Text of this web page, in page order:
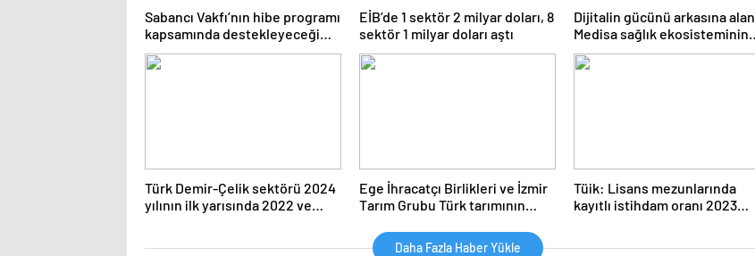
Sabancı Vakfı’nın hibe programı
kapsamında destekleyeceği
projeler açıklandı
EİB’de 1 sektör 2 milyar doları, 8
sektör 1 milyar doları aştı
Dijitalin gücünü arkasına alan
Medisa sağlık ekosisteminin
yeni oyuncusu oldu
Türk Demir-Çelik sektörü 2024
yılının ilk yarısında 2022 ve
Ege İhracatçı Birlikleri ve İzmir
Tarım Grubu Türk tarımının
Tüik: Lisans mezunlarında
kayıtlı istihdam oranı 2023
Daha Fazla Haber Yükle